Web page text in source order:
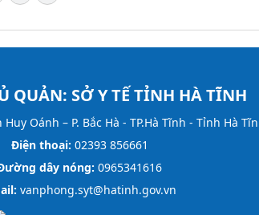
QUẢN: SỞ Y TẾ TỈNH HÀ TĨNH
Oánh – P. Bắc Hà - TP.Hà Tĩnh - Tỉnh Hà
Điện thoại: 02393 856661
dây nóng: 0965341616
vanphong.syt@hatinh.gov.vn